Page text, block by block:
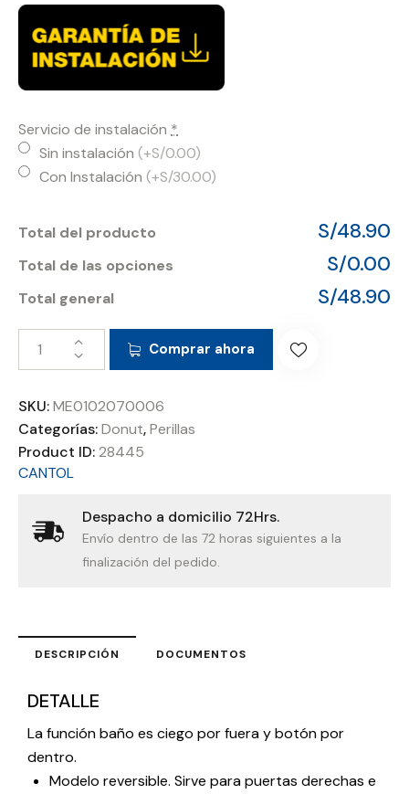
Servicio de instalación *
Sin instalación (+S/0.00)
Con Instalación (+S/30.00)
Total del producto S/48.90
Total de las opciones S/0.00
Total general S/48.90
Comprar ahora
SKU:ME0102070006
Categorías:Donut,Perillas
Product ID:28445
CANTOL
Despacho a domicilio 72Hrs.
Envío dentro de las 72 horas siguientes a la
finalización del pedido.
DESCRIPCIÓN DOCUMENTOS
DETALLE
La función baño es ciego por fuera y botón por
dentro.
Modelo reversible. Sirve para puertas derechas e